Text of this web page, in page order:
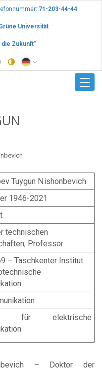
71-203-44-44
Universität
Zukunft“
Tuygun Nishonbevich
1946-2021
technischen
Professor
– Taschkenter Institut
für elektrische
– Doktor der